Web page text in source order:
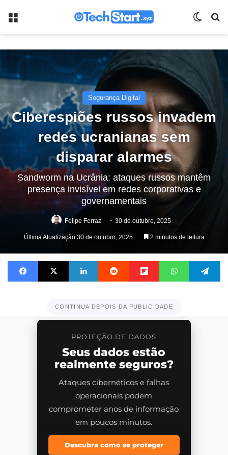
Menu
Segurança Digital
Ciberespiões russos invadem
redes ucranianas sem
disparar alarmes
Sandworm na Ucrânia: ataques russos mantêm
presença invisível em redes corporativas e
governamentais
Felipe Ferraz 30 de outubro, 2025
Última Atualização 30 de outubro, 2025 2 minutos de leitura
Facebook X Linkedin Reddit Flipboard WhatsApp
CONTINUA DEPOIS DA PUBLICIDADE
PROTEÇÃO DE DADOS
Seus dados estão
realmente seguros?
Ataques cibernéticos e falhas
operacionais podem
comprometer anos de informação
em poucos minutos.
Descubra como se proteger